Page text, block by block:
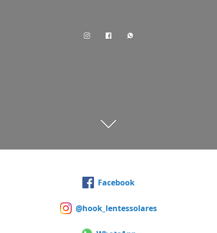
Facebook
@hook_lentessolares